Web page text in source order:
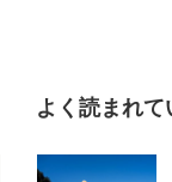
よく読まれて